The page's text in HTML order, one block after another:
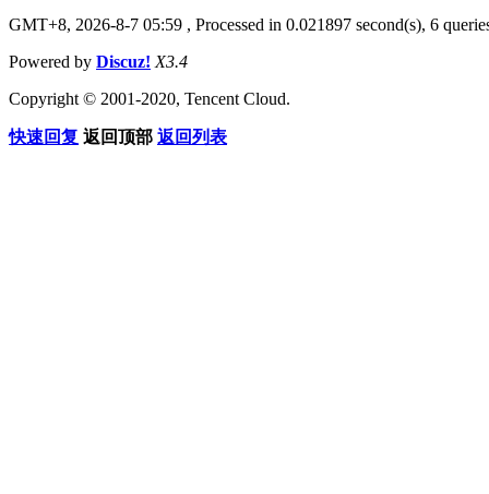
GMT+8, 2026-8-7 05:59 , Processed in 0.021897 second(s), 6
Powered by Discuz! X3.4
Copyright © 2001-2020, Tencent Cloud.
快速回复 返回顶部 返回列表